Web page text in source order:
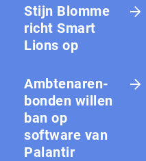
Stijn Blomme
richt Smart
Lions op
Amb­te­na­ren­
bon­den willen
ban op
software van
Palantir